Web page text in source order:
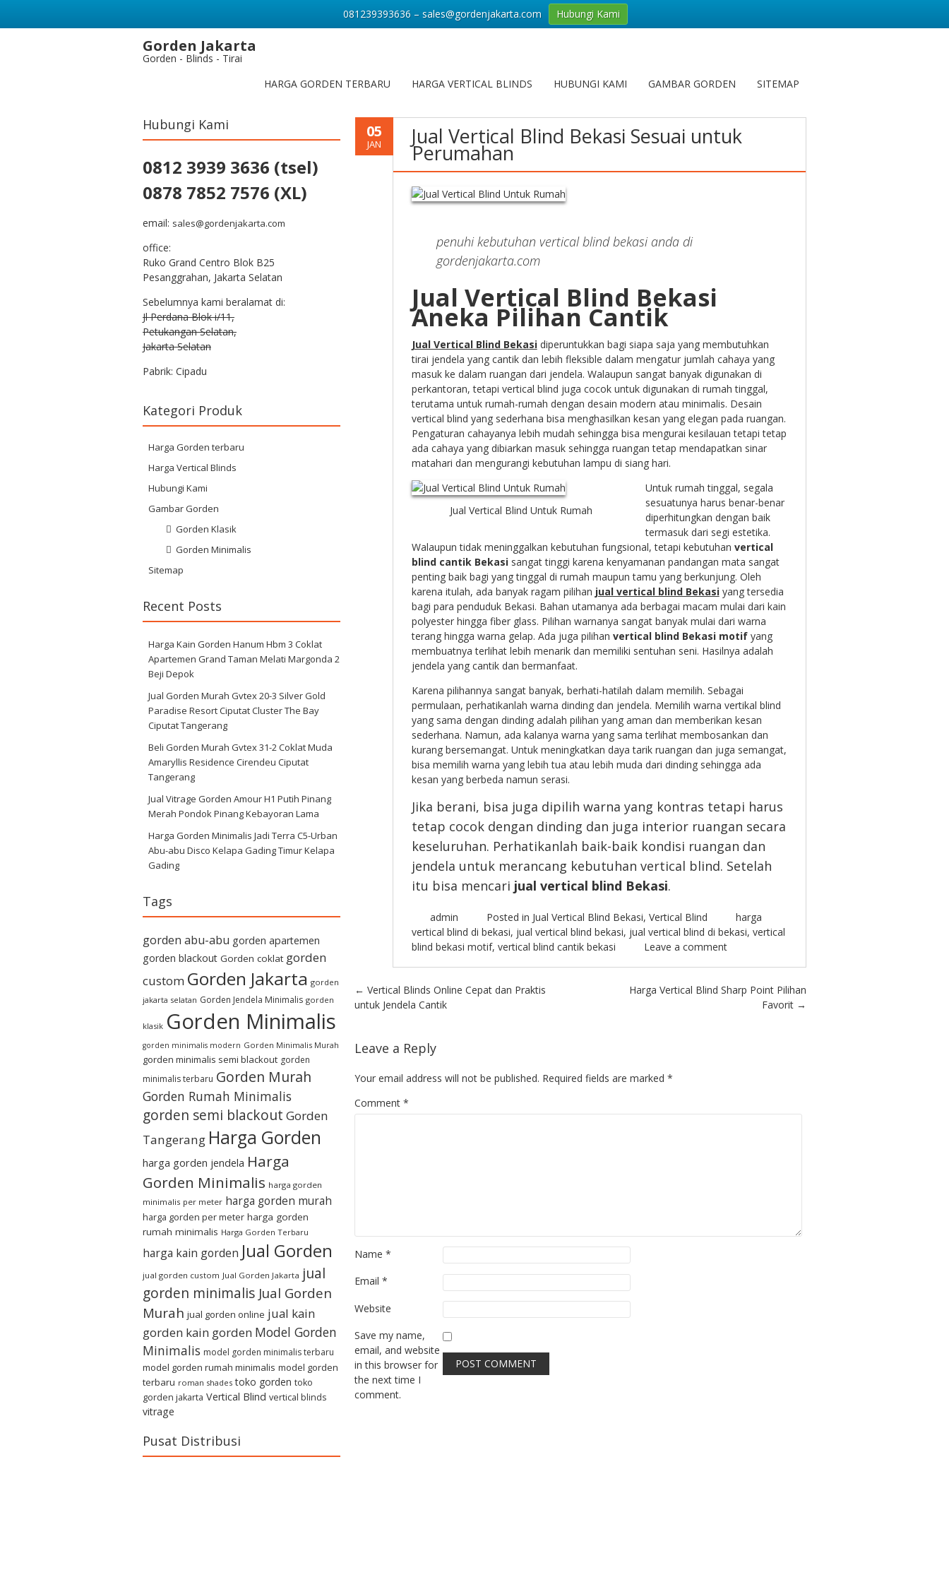
Gorden Jakarta
Gorden - Blinds - Tirai
HARGA GORDEN TERBARU
HARGA VERTICAL BLINDS HUBUNGI KAMI GAMBAR GORDEN SITEMAP
05
JAN Jual Vertical Blind Bekasi Sesuai untuk
Perumahan
penuhi kebutuhan vertical blind bekasi anda di
gordenjakarta.com
Jual Vertical Blind Bekasi
Aneka Pilihan Cantik
Jual Vertical Blind Bekasidiperuntukkan bagi siapa saja yang membutuhkan
tirai jendela yang cantik dan lebih fleksible dalam mengatur jumlah cahaya yang
masuk ke dalam ruangan dari jendela. Walaupun sangat banyak digunakan di
perkantoran, tetapi vertical blind juga cocok untuk digunakan di rumah tinggal,
terutama untuk rumah-rumah dengan desain modern atau minimalis. Desain
vertical blind yang sederhana bisa menghasilkan kesan yang elegan pada ruangan.
Pengaturan cahayanya lebih mudah sehingga bisa mengurai kesilauan tetapi tetap
ada cahaya yang dibiarkan masuk sehingga ruangan tetap mendapatkan sinar
matahari dan mengurangi kebutuhan lampu di siang hari.
Jual Vertical Blind Untuk Rumah
Untuk rumah tinggal, segala
sesuatunya harus benar-benar
diperhitungkan dengan baik
termasuk dari segi estetika.
Walaupun tidak meninggalkan kebutuhan fungsional, tetapi kebutuhan vertical
blind cantik Bekasi sangat tinggi karena kenyamanan pandangan mata sangat
penting baik bagi yang tinggal di rumah maupun tamu yang berkunjung. Oleh
karena itulah, ada banyak ragam pilihan jual vertical blind Bekasiyang tersedia
bagi para penduduk Bekasi. Bahan utamanya ada berbagai macam mulai dari kain
polyester hingga fiber glass. Pilihan warnanya sangat banyak mulai dari warna
terang hingga warna gelap. Ada juga pilihan vertical blind Bekasi motif yang
membuatnya terlihat lebih menarik dan memiliki sentuhan seni. Hasilnya adalah
jendela yang cantik dan bermanfaat.
Karena pilihannya sangat banyak, berhati-hatilah dalam memilih. Sebagai
permulaan, perhatikanlah warna dinding dan jendela. Memilih warna vertikal blind
yang sama dengan dinding adalah pilihan yang aman dan memberikan kesan
sederhana. Namun, ada kalanya warna yang sama terlihat membosankan dan
kurang bersemangat. Untuk meningkatkan daya tarik ruangan dan juga semangat,
bisa memilih warna yang lebih tua atau lebih muda dari dinding sehingga ada
kesan yang berbeda namun serasi.
Jika berani, bisa juga dipilih warna yang kontras tetapi harus
tetap cocok dengan dinding dan juga interior ruangan secara
keseluruhan. Perhatikanlah baik-baik kondisi ruangan dan
jendela untuk merancang kebutuhan vertical blind. Setelah
itu bisa mencari jual vertical blind Bekasi.
admin Posted in Jual Vertical Blind Bekasi, Vertical Blind
harga
vertical blind di bekasi, jual vertical blind bekasi, jual vertical blind di bekasi, vertical
blind bekasi motif, vertical blind cantik bekasi Leave a comment
Post navigation
← Vertical Blinds Online Cepat dan Praktis
untuk Jendela Cantik
Harga Vertical Blind Sharp Point Pilihan
Favorit →
Leave a Reply
Your email address will not be published. Required fields are marked *
Comment *
Name *
Email *
Website
Save my name,
email, and website
in this browser for
the next time I
comment.
Hubungi Kami
0812 3939 3636 (tsel)
0878 7852 7576 (XL)
email: sales@gordenjakarta.com
office:
Ruko Grand Centro Blok B25
Pesanggrahan, Jakarta Selatan
Sebelumnya kami beralamat di:
Jl Perdana Blok i/11,
Petukangan Selatan,
Jakarta Selatan
Pabrik: Cipadu
Kategori Produk
Harga Gorden terbaru
Harga Vertical Blinds
Hubungi Kami
Gambar Gorden
Gorden Klasik
Gorden Minimalis
Sitemap
Recent Posts
Harga Kain Gorden Hanum Hbm 3 Coklat
Apartemen Grand Taman Melati Margonda 2
Beji Depok
Jual Gorden Murah Gvtex 20-3 Silver Gold
Paradise Resort Ciputat Cluster The Bay
Ciputat Tangerang
Beli Gorden Murah Gvtex 31-2 Coklat Muda
Amaryllis Residence Cirendeu Ciputat
Tangerang
Jual Vitrage Gorden Amour H1 Putih Pinang
Merah Pondok Pinang Kebayoran Lama
Harga Gorden Minimalis Jadi Terra C5-Urban
Abu-abu Disco Kelapa Gading Timur Kelapa
Gading
Tags
gorden abu-abu gorden apartemen
gorden blackout Gorden coklat gorden
custom Gorden Jakarta gorden
jakarta selatan Gorden Jendela Minimalis gorden
klasik Gorden Minimalis
gorden minimalis modern Gorden Minimalis Murah
gorden minimalis semi blackout gorden
minimalis terbaru Gorden Murah
Gorden Rumah Minimalis
gorden semi blackout Gorden
Tangerang Harga Gorden
harga gorden jendela Harga
Gorden Minimalis harga gorden
minimalis per meter harga gorden murah
harga gorden per meter harga gorden
rumah minimalis Harga Gorden Terbaru
harga kain gorden Jual Gorden
jual gorden custom Jual Gorden Jakarta jual
gorden minimalis Jual Gorden
Murah jual gorden online jual kain
gorden kain gorden Model Gorden
Minimalis model gorden minimalis terbaru
model gorden rumah minimalis model gorden
terbaru roman shades toko gorden toko
gorden jakarta Vertical Blind vertical blinds
vitrage
Pusat Distribusi
081239393636 – sales@gordenjakarta.com Hubungi Kami